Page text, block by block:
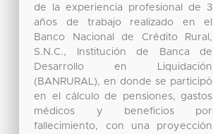
de la experiencia profesional de 3
años de trabajo realizado en el
Banco Nacional de Crédito Rural,
S.N.C., Institución de Banca de
Desarrollo en Liquidación
(BANRURAL), en donde se participó
en el cálculo de pensiones, gastos
médicos y beneficios por
fallecimiento, con una proyección